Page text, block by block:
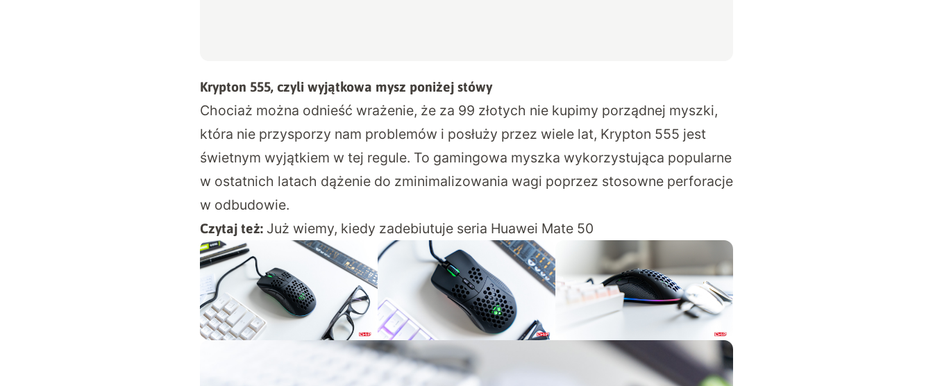
Krypton 555, czyli wyjątkowa mysz poniżej stówy
Chociaż można odnieść wrażenie, że za 99 złotych nie kupimy porządnej myszki,
która nie przysporzy nam problemów i posłuży przez wiele lat, Krypton 555 jest
świetnym wyjątkiem w tej regule. To gamingowa myszka wykorzystująca popularne
w ostatnich latach dążenie do zminimalizowania wagi poprzez stosowne perforacje
w odbudowie.
Czytaj też: Już wiemy, kiedy zadebiutuje seria Huawei Mate 50